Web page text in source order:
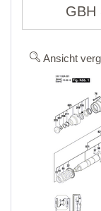
GBH
Ansicht